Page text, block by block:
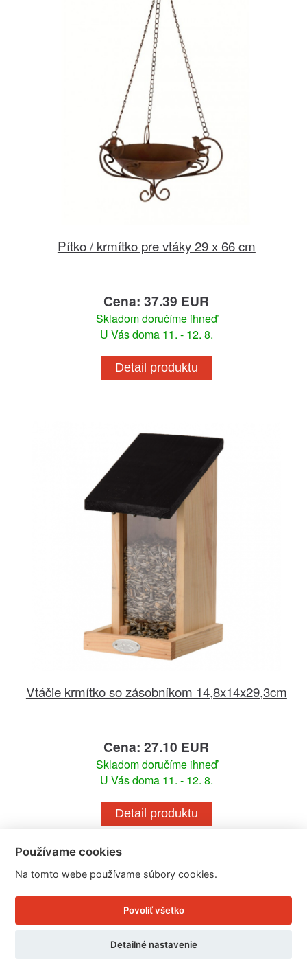
Pítko / krmítko pre vtáky 29 x 66 cm
Cena: 37.39 EUR
Skladom doručíme ihneď
U Vás doma 11. - 12. 8.
Detail produktu
Vtáčie krmítko so zásobníkom 14,8x14x29,3cm
Cena: 27.10 EUR
Skladom doručíme ihneď
U Vás doma 11. - 12. 8.
Detail produktu
Používame cookies
Na tomto webe používame súbory cookies.
Povoliť všetko
Detailné nastavenie